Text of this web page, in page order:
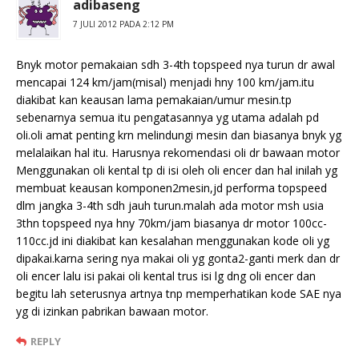
adibaseng
7 JULI 2012 PADA 2:12 PM
Bnyk motor pemakaian sdh 3-4th topspeed nya turun dr awal
mencapai 124 km/jam(misal) menjadi hny 100 km/jam.itu
diakibat kan keausan lama pemakaian/umur mesin.tp
sebenarnya semua itu pengatasannya yg utama adalah pd
oli.oli amat penting krn melindungi mesin dan biasanya bnyk yg
melalaikan hal itu. Harusnya rekomendasi oli dr bawaan motor
Menggunakan oli kental tp di isi oleh oli encer dan hal inilah yg
membuat keausan komponen2mesin,jd performa topspeed
dlm jangka 3-4th sdh jauh turun.malah ada motor msh usia
3thn topspeed nya hny 70km/jam biasanya dr motor 100cc-
110cc.jd ini diakibat kan kesalahan menggunakan kode oli yg
dipakai.karna sering nya makai oli yg gonta2-ganti merk dan dr
oli encer lalu isi pakai oli kental trus isi lg dng oli encer dan
begitu lah seterusnya artnya tnp memperhatikan kode SAE nya
yg di izinkan pabrikan bawaan motor.
REPLY